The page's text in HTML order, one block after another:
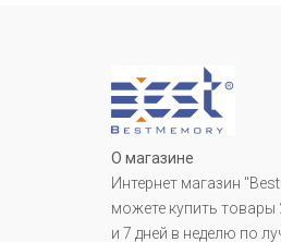
О магазине
Интернет магазин
можете купить товары
и 7 дней в неделю по